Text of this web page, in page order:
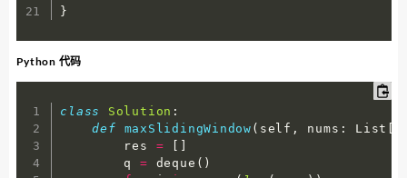
}
Python 代码
class Solution :
def
maxSlidingWindow ( self , nums : List
        res
=
        q
= deque ( )